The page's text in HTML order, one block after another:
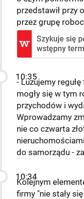
przedstawił przy
przez grupę
Szykuje się
wstępny
10:35
- Luzujemy
mogły się w tym
przychodów i
Wprowadzamy
nie co czwarta
do samorządu -
10:34
Kolejnym
firmy "nie stały